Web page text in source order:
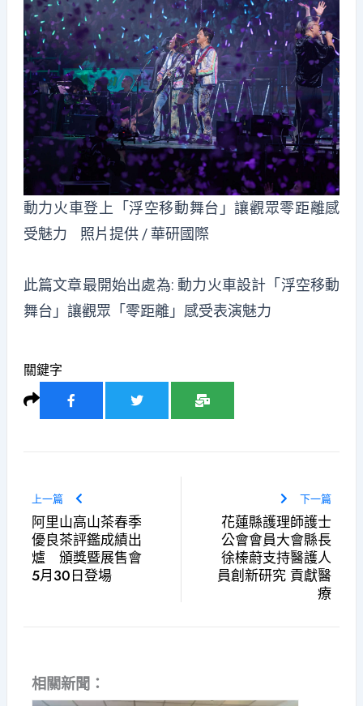
動力火車登上「浮空移動舞台」讓觀眾零距離感
受魅力 照片提供 / 華研國際
此篇文章最開始出處為:動力火車設計「浮空移動
舞台」讓觀眾「零距離」感受表演魅力
關鍵字
上一篇
阿里山高山茶春季
優良茶評鑑成績出
爐 頒獎暨展售會
5月30日登場
下一篇
花蓮縣護理師護士
公會會員大會縣長
徐榛蔚支持醫護人
員創新研究 貢獻醫
療
相關新聞：